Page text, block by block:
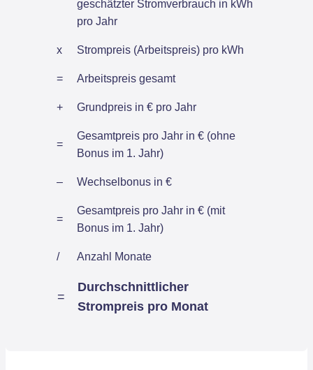
geschätzter Stromverbrauch in kWh
pro Jahr
x Strompreis (Arbeitspreis) pro kWh
= Arbeitspreis gesamt
+ Grundpreis in € pro Jahr
=
Gesamtpreis pro Jahr in € (ohne
Bonus im 1. Jahr)
– Wechselbonus in €
=
Gesamtpreis pro Jahr in € (mit
Bonus im 1. Jahr)
/ Anzahl Monate
=
Durchschnittlicher
Strompreis pro Monat